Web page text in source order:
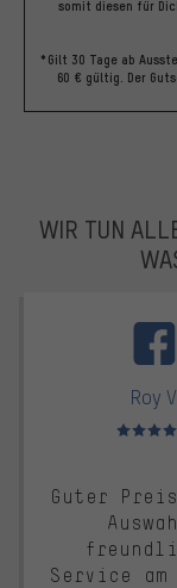
somit diesen für
*Gilt 30 Tage ab
60 € gültig. Der
WIR TUN
Roy V.
Guter
Service